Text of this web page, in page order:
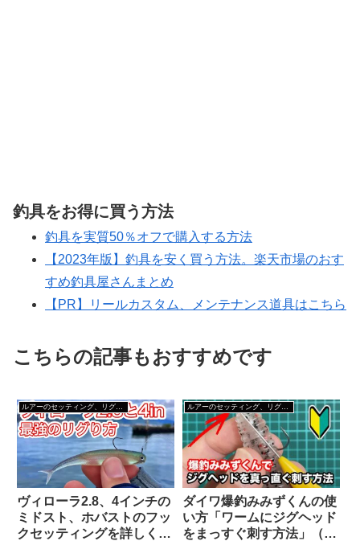
釣具をお得に買う方法
釣具を実質50％オフで購入する方法
【2023年版】釣具を安く買う方法。楽天市場のおす
すめ釣具屋さんまとめ
【PR】リールカスタム、メンテナンス道具はこちら
こちらの記事もおすすめです
ルアーのセッティング、リグり方
ヴィローラ2.8、4インチの
ミドスト、ホバストのフッ
クセッティングを詳しく解
ルアーのセッティング、リグり方
ダイワ爆釣みみずくんの使
い方「ワームにジグヘッド
をまっすぐ刺す方法」（デ